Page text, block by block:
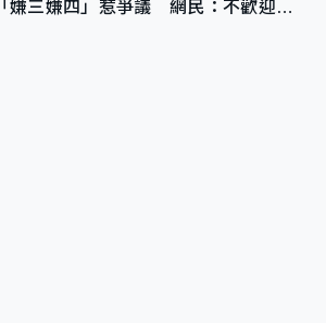
「嫌三嫌四」惹爭議 網民：不歡迎劣